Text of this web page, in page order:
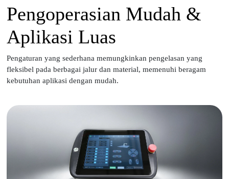
Pengoperasian Mudah &
Aplikasi Luas
Pengaturan yang sederhana memungkinkan pengelasan yang
fleksibel pada berbagai jalur dan material, memenuhi beragam
kebutuhan aplikasi dengan mudah.